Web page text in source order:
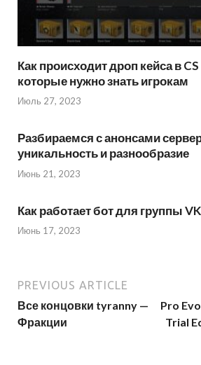
Как происходит дроп кейса в
которые нужно знать игрокам
Июль 27, 2023
Разбираемся с анонсами
уникальность и разнообразие
Июнь 21, 2023
Как работает бот для группы VK
Июнь 17, 2023
PREVIOUS ARTICLE
Все концовки tyranny —
Фракции
Pro
Trial